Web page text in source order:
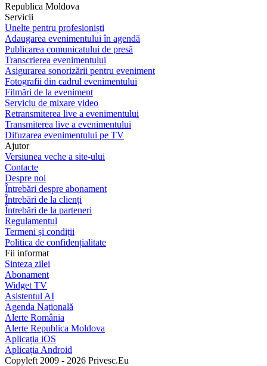
Republica Moldova
Servicii
Unelte pentru profesioniști
Adaugarea evenimentului în agendă
Publicarea comunicatului de presă
Transcrierea evenimentului
Asigurarea sonorizării pentru eveniment
Fotografii din cadrul evenimentului
Filmări de la eveniment
Serviciu de mixare video
Retransmiterea live a evenimentului
Transmiterea live a evenimentului
Difuzarea evenimentului pe TV
Ajutor
Versiunea veche a site-ului
Contacte
Despre noi
Întrebări despre abonament
Întrebări de la clienți
Întrebări de la parteneri
Regulamentul
Termeni și condiții
Politica de confidențialitate
Fii informat
Sinteza zilei
Abonament
Widget TV
Asistentul AI
Agenda Națională
Alerte România
Alerte Republica Moldova
Aplicația iOS
Aplicația Android
Copyleft 2009 - 2026 Privesc.Eu